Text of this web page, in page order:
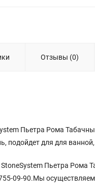
Отзывы (0)
Пьетра Рома
подойдет для для
Пьетра Рома
09-90.Мы